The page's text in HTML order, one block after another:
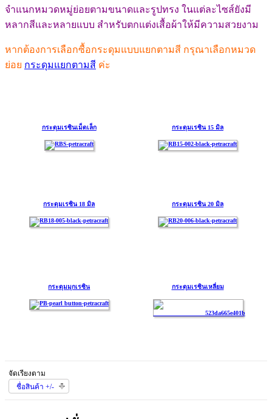
จำแนกหมวดหมู่ย่อยตามขนาดและรูปทรง ในแต่ละไซส์ยังมี
หลากสีและหลายแบบ สำหรับตกแต่งเสื้อผ้าให้มีความสวยงาม
หากต้องการเลือกซื้อกระดุมแบบแยกตามสี กรุณาเลือกหมวด
ย่อย กระดุมแยกตามสี ค่ะ
กระดุมเรซินเม็ดเล็ก กระดุมเรซิน 15 มิล
กระดุมเรซิน 18 มิล กระดุมเรซิน 20 มิล
กระดุมมุกเรซิน กระดุมเรซินเหลี่ยม
จัดเรียงตาม
ชื่อสินค้า +/-